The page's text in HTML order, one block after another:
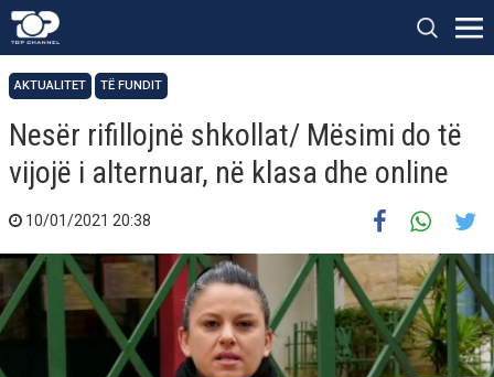
AKTUALITET TË FUNDIT
Nesër rifillojnë shkollat/ Mësimi do të
vijojë i alternuar, në klasa dhe online
10/01/2021 20:38